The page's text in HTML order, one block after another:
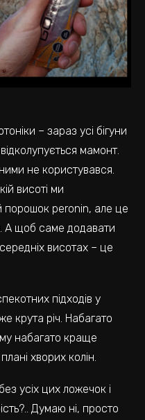
– зараз усі бігуни
мамонт.
не користувався.
висоті ми
порошок peronin, але це
А щоб саме додавати
висотах – це
підходів у
крута річ. Набагато
набагато краще
хворих колін.
усіх цих ложечок і
Думаю ні, просто